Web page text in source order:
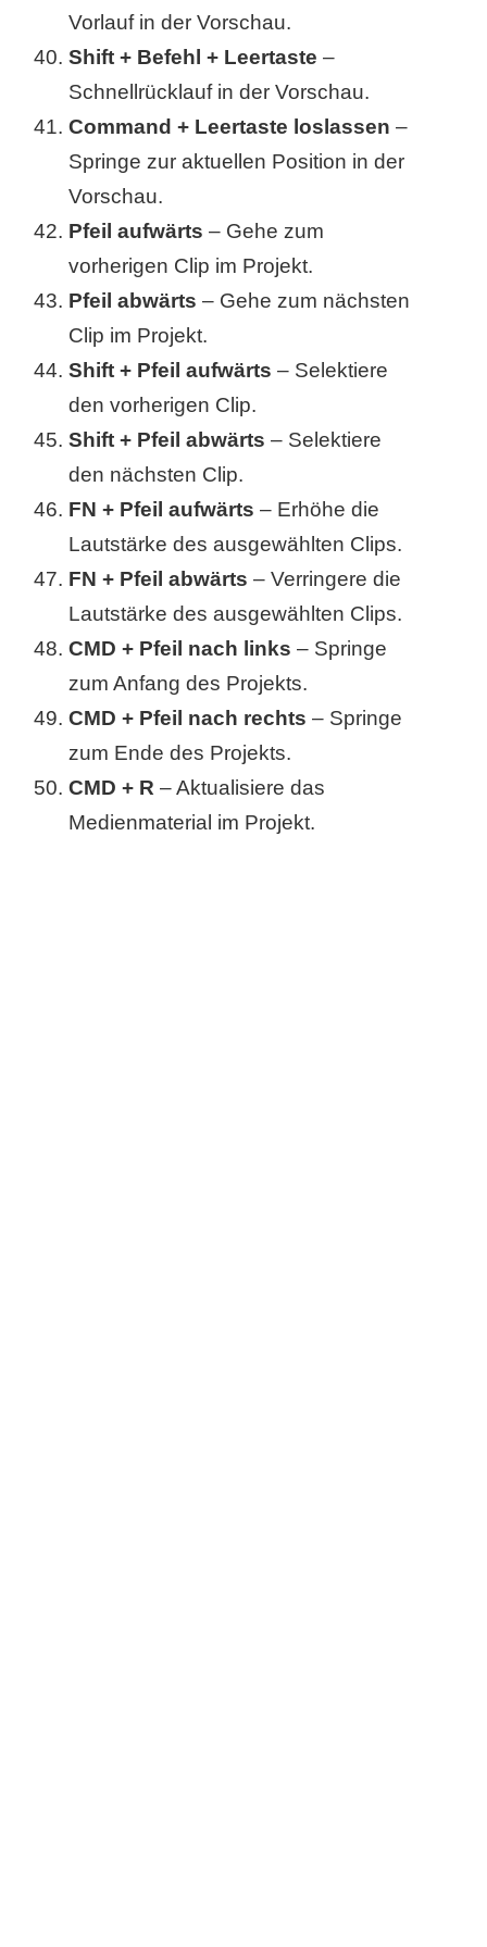
Vorlauf in der Vorschau.
Shift + Befehl + Leertaste –
Schnellrücklauf in der Vorschau.
Command + Leertaste loslassen –
Springe zur aktuellen Position in der
Vorschau.
Pfeil aufwärts – Gehe zum
vorherigen Clip im Projekt.
Pfeil abwärts – Gehe zum nächsten
Clip im Projekt.
Shift + Pfeil aufwärts – Selektiere
den vorherigen Clip.
Shift + Pfeil abwärts – Selektiere
den nächsten Clip.
FN + Pfeil aufwärts – Erhöhe die
Lautstärke des ausgewählten Clips.
FN + Pfeil abwärts – Verringere die
Lautstärke des ausgewählten Clips.
CMD + Pfeil nach links – Springe
zum Anfang des Projekts.
CMD + Pfeil nach rechts – Springe
zum Ende des Projekts.
CMD + R – Aktualisiere das
Medienmaterial im Projekt.